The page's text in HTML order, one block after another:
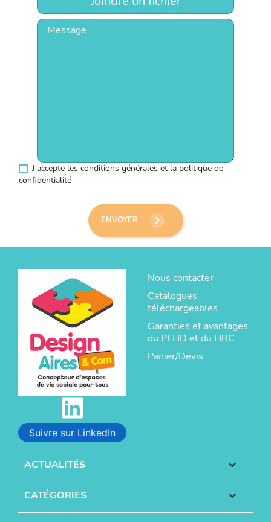
J'accepte les conditions générales et la politique de
confidentialité
ENVOYER keyboard_arrow_right
Suivre sur LinkedIn
Nous contacter
Catalogues
téléchargeables
Garanties et avantages
du PEHD et du HRC
Panier/Devis
ACTUALITÉS 
CATÉGORIES 